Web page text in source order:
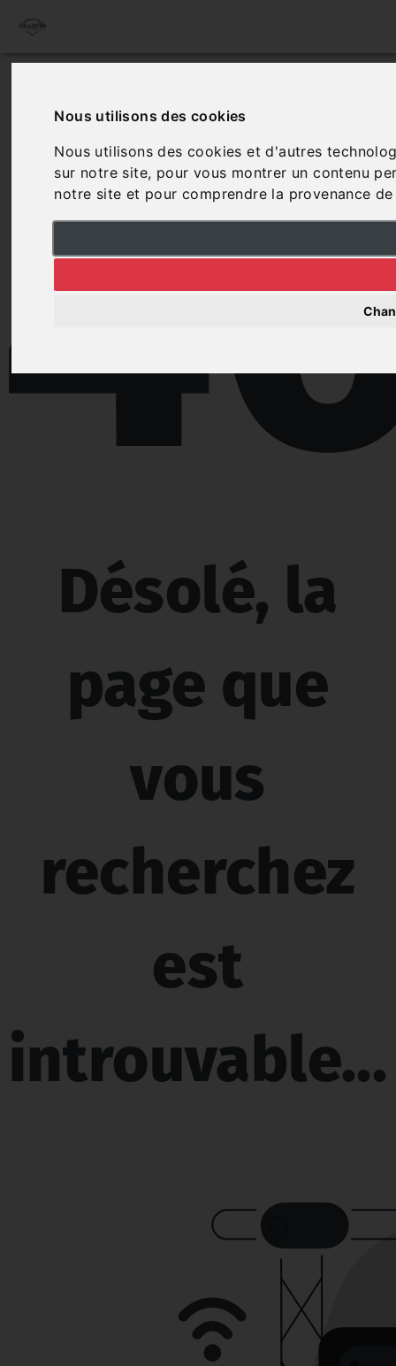
Nous utilisons des cookies
Nous utilisons des cookies et d'autres
sur notre site, pour vous montrer un contenu
notre site et pour comprendre la provenance
Désolé, la
page que
vous
recherchez
est
introuvable...